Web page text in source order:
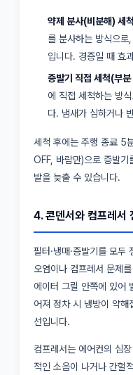
약제 분사(비분해) 세척
를 분사하는 방식으
입니다. 경증일 때 효
증발기 직접 세척(부분
에 직접 세척하는 방
다. 냄새가 심하거나
세척 후에는 주행 종료 5
OFF, 바람만)으로 증발기
발을 늦출 수 있습니다.
4. 콘덴서와 컴프레서
필터·냉매·증발기를 모두
오염이나 컴프레서 문제
에이터 그릴 안쪽에 있어
어져 정차 시 냉방이 약
선입니다.
컴프레서는 에어컨의 심
적인 소음이 나거나 간헐